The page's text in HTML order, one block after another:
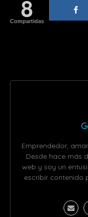
8
Compartidas
Emprendedor,
Desde hace más
web y soy un
escribir contenido